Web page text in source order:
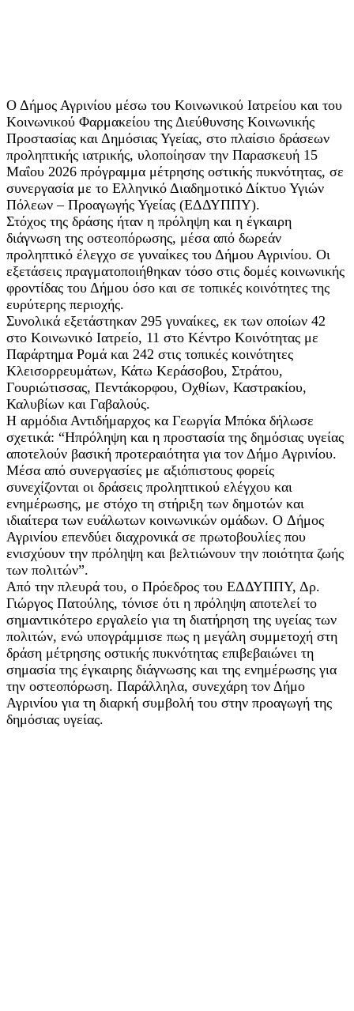
Ο Δήμος Αγρινίου μέσω του Κοινωνικού Ιατρείου και του
Κοινωνικού Φαρμακείου της Διεύθυνσης Κοινωνικής
Προστασίας και Δημόσιας Υγείας, στο πλαίσιο δράσεων
προληπτικής ιατρικής, υλοποίησαν την Παρασκευή 15
Μαΐου 2026 πρόγραμμα μέτρησης οστικής πυκνότητας, σε
συνεργασία με το Ελληνικό Διαδημοτικό Δίκτυο Υγιών
Πόλεων – Προαγωγής Υγείας (ΕΔΔΥΠΠΥ).
Στόχος της δράσης ήταν η πρόληψη και η έγκαιρη
διάγνωση της οστεοπόρωσης, μέσα από δωρεάν
προληπτικό έλεγχο σε γυναίκες του Δήμου Αγρινίου. Οι
εξετάσεις πραγματοποιήθηκαν τόσο στις δομές κοινωνικής
φροντίδας του Δήμου όσο και σε τοπικές κοινότητες της
ευρύτερης περιοχής.
Συνολικά εξετάστηκαν 295 γυναίκες, εκ των οποίων 42
στο Κοινωνικό Ιατρείο, 11 στο Κέντρο Κοινότητας με
Παράρτημα Ρομά και 242 στις τοπικές κοινότητες
Κλεισορρευμάτων, Κάτω Κεράσοβου, Στράτου,
Γουριώτισσας, Πεντάκορφου, Οχθίων, Καστρακίου,
Καλυβίων και Γαβαλούς.
Η αρμόδια Αντιδήμαρχος κα Γεωργία Μπόκα δήλωσε
σχετικά: “Hπρόληψη και η προστασία της δημόσιας υγείας
αποτελούν βασική προτεραιότητα για τον Δήμο Αγρινίου.
Mέσα από συνεργασίες με αξιόπιστους φορείς
συνεχίζονται οι δράσεις προληπτικού ελέγχου και
ενημέρωσης, με στόχο τη στήριξη των δημοτών και
ιδιαίτερα των ευάλωτων κοινωνικών ομάδων. O Δήμος
Αγρινίου επενδύει διαχρονικά σε πρωτοβουλίες που
ενισχύουν την πρόληψη και βελτιώνουν την ποιότητα ζωής
των πολιτών”.
Από την πλευρά του, ο Πρόεδρος του ΕΔΔΥΠΠΥ, Δρ.
Γιώργος Πατούλης, τόνισε ότι η πρόληψη αποτελεί το
σημαντικότερο εργαλείο για τη διατήρηση της υγείας των
πολιτών, ενώ υπογράμμισε πως η μεγάλη συμμετοχή στη
δράση μέτρησης οστικής πυκνότητας επιβεβαιώνει τη
σημασία της έγκαιρης διάγνωσης και της ενημέρωσης για
την οστεοπόρωση. Παράλληλα, συνεχάρη τον Δήμο
Αγρινίου για τη διαρκή συμβολή του στην προαγωγή της
δημόσιας υγείας.